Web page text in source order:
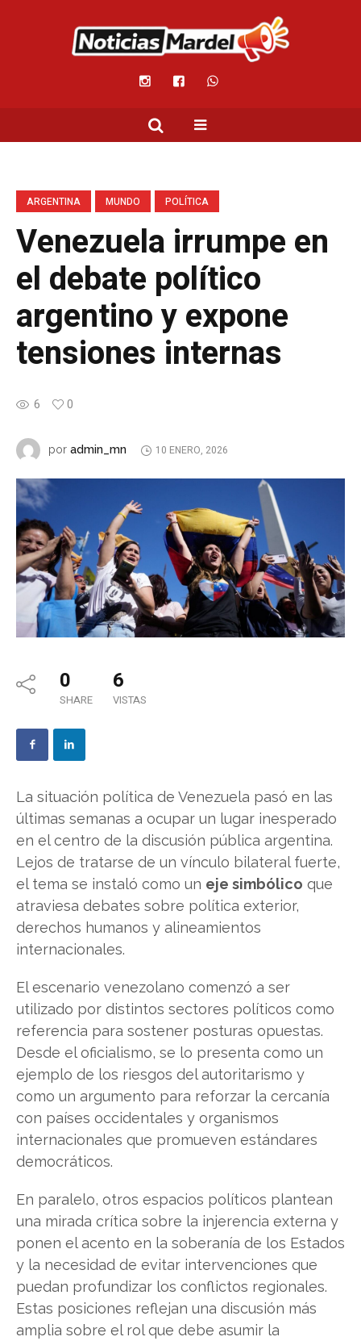
ARGENTINA MUNDO POLÍTICA
Venezuela irrumpe en
el debate político
argentino y expone
tensiones internas
6 0
por admin_mn 10 ENERO, 2026
0
SHARE
6
VISTAS
La situación política de Venezuela pasó en las
últimas semanas a ocupar un lugar inesperado
en el centro de la discusión pública argentina.
Lejos de tratarse de un vínculo bilateral fuerte,
el tema se instaló como un eje simbólico que
atraviesa debates sobre política exterior,
derechos humanos y alineamientos
internacionales.
El escenario venezolano comenzó a ser
utilizado por distintos sectores políticos como
referencia para sostener posturas opuestas.
Desde el oficialismo, se lo presenta como un
ejemplo de los riesgos del autoritarismo y
como un argumento para reforzar la cercanía
con países occidentales y organismos
internacionales que promueven estándares
democráticos.
En paralelo, otros espacios políticos plantean
una mirada crítica sobre la injerencia externa y
ponen el acento en la soberanía de los Estados
y la necesidad de evitar intervenciones que
puedan profundizar los conflictos regionales.
Estas posiciones reflejan una discusión más
amplia sobre el rol que debe asumir la